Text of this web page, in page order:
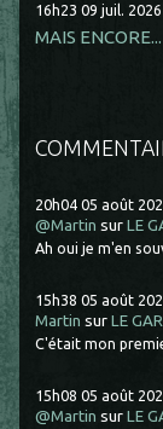
16h23 09 juil. 2026
MAIS ENCORE...
20h04 05 août
@Martin surLE
Ah oui je m'en
15h38 05 août
Martin surLE
C'était mon
15h08 05 août
@Martin surLE